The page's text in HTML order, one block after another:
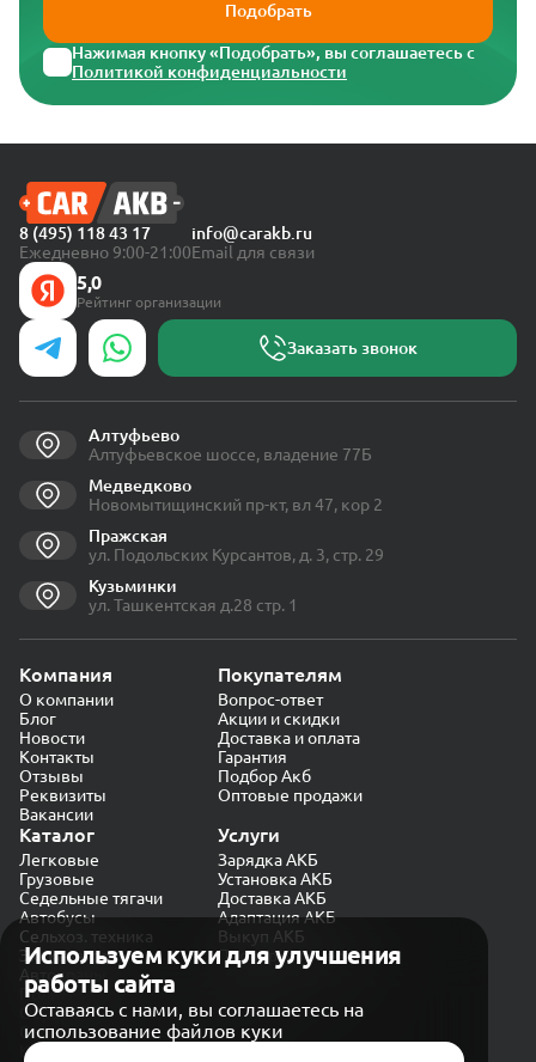
Подобрать
Нажимая кнопку «Подобрать», вы соглашаетесь с
Политикой конфиденциальности
Используем куки для улучшения
работы сайта
Оставаясь с нами, вы соглашаетесь на
использование файлов куки
8 (495) 118 43 17
Ежедневно 9:00-21:00
info@carakb.ru
Email для связи
5,0
Рейтинг организации
Заказать звонок
Алтуфьево
Алтуфьевское шоссе, владение 77Б
Медведково
Новомытищинский пр-кт, вл 47, кор 2
Пражская
ул. Подольских Курсантов, д. 3, стр. 29
Кузьминки
ул. Ташкентская д.28 стр. 1
Компания
О компании
Блог
Новости
Контакты
Отзывы
Реквизиты
Вакансии
Покупателям
Вопрос-ответ
Акции и скидки
Доставка и оплата
Гарантия
Подбор Акб
Оптовые продажи
Каталог
Легковые
Грузовые
Седельные тягачи
Автобусы
Сельхоз. техника
Экскаваторы
Автокраны
Услуги
Зарядка АКБ
Установка АКБ
Доставка АКБ
Адаптация АКБ
Выкуп АКБ
Проверка генератора
Политика конфиденциальности
Обработка персональных данных
Согласие на обработку в «Яндекс.Метрика»
Карта сайта